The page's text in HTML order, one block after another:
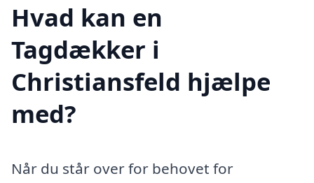
Hvad kan en
Tagdækker i
Christiansfeld hjælpe
med?
Når du står over for behovet for